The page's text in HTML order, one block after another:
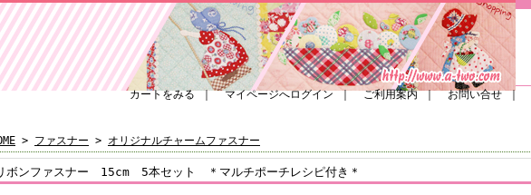
カートをみる｜ マイページへログイン｜ ご利用案内｜ お問い合せ｜
> ファスナー > オリジナルチャームファスナー
ボンファスナー 15cm 5本セット ＊マルチポーチレシピ付き＊